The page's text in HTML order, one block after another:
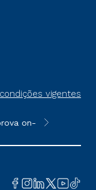
vigentes
line ou